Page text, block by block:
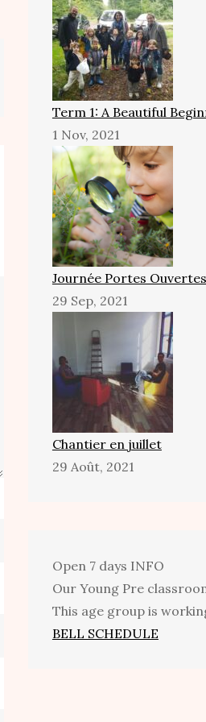
Term 1: A Beautiful
1 Nov, 2021
Journée Portes
29 Sep, 2021
Chantier en juillet
29 Août, 2021
Open 7 days INFO
Our Young Pre
This age group is
BELL SCHEDULE